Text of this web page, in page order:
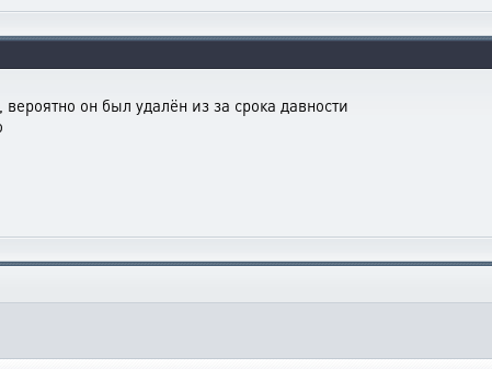
он был удалён из за срока давности